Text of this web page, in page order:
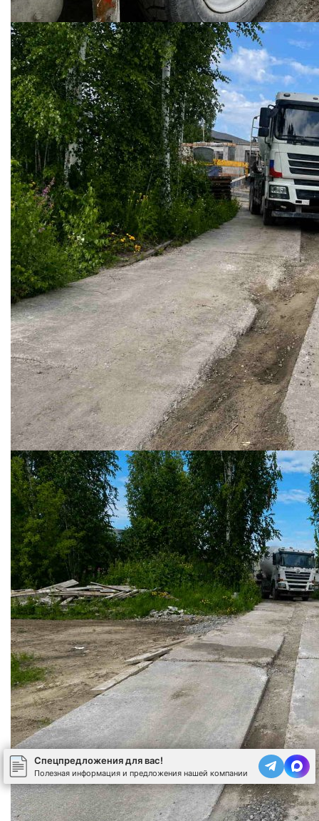
Спецпредложения для вас!
Полезная информация и предложения нашей компании